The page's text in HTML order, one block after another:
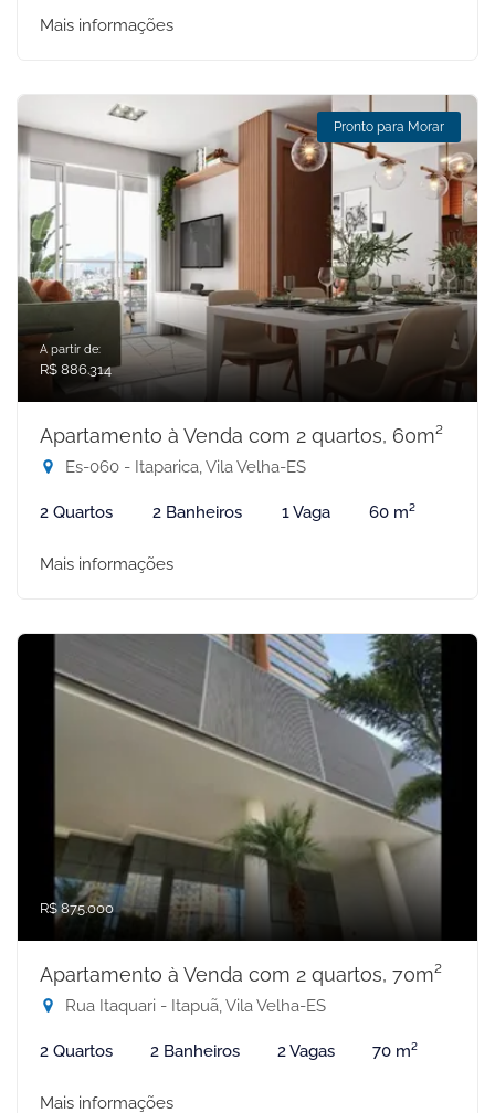
Mais informações
Pronto para Morar
A partir de:
R$ 886.314
Apartamento à Venda com 2 quartos, 60m²
Es-060 - Itaparica, Vila Velha-ES
2 Quartos 2 Banheiros 1 Vaga 60 m²
Mais informações
R$ 875.000
Apartamento à Venda com 2 quartos, 70m²
Rua Itaquari - Itapuã, Vila Velha-ES
2 Quartos 2 Banheiros 2 Vagas 70 m²
Mais informações